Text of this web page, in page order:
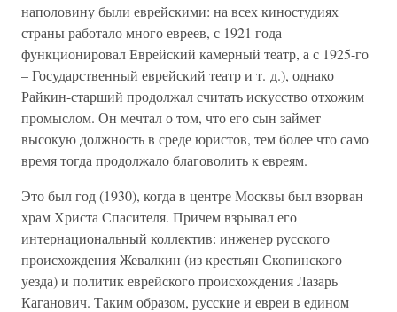
наполовину были еврейскими: на всех киностудиях
страны работало много евреев, с 1921 года
функционировал Еврейский камерный театр, а с 1925-го
– Государственный еврейский театр и т. д.), однако
Райкин-старший продолжал считать искусство отхожим
промыслом. Он мечтал о том, что его сын займет
высокую должность в среде юристов, тем более что само
время тогда продолжало благоволить к евреям.
Это был год (1930), когда в центре Москвы был взорван
храм Христа Спасителя. Причем взрывал его
интернациональный коллектив: инженер русского
происхождения Жевалкин (из крестьян Скопинского
уезда) и политик еврейского происхождения Лазарь
Каганович. Таким образом, русские и евреи в едином